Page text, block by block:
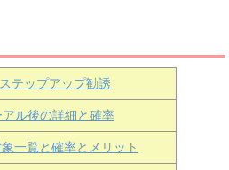
テップアップ勧誘
アル後の詳細と確率
一覧と確率とメリット